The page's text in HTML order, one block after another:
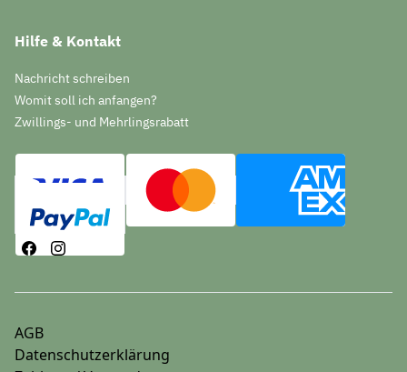
Hilfe & Kontakt
Nachricht schreiben
Womit soll ich anfangen?
Zwillings- und Mehrlingsrabatt
AGB
Datenschutzerklärung